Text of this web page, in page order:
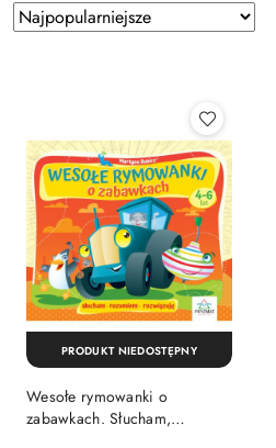
Zastosowano
sortowanie:
Sortuj
według
Wesołe rymowanki o
zabawkach. Słucham,
PRODUKT NIEDOSTĘPNY